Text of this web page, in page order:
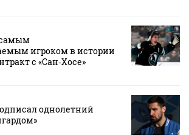
самым
игроком в истории
с «Сан‑Хосе»
однолетний